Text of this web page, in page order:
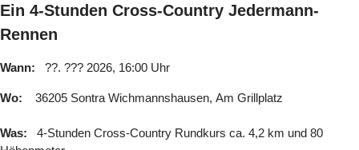
Ein 4-Stunden Cross-Country Jedermann-
Rennen
Wann: ??. ??? 2026, 16:00 Uhr
Wo: 36205 Sontra Wichmannshausen, Am Grillplatz
Was:
4-Stunden Cross-Country Rundkurs ca. 4,2 km und 80